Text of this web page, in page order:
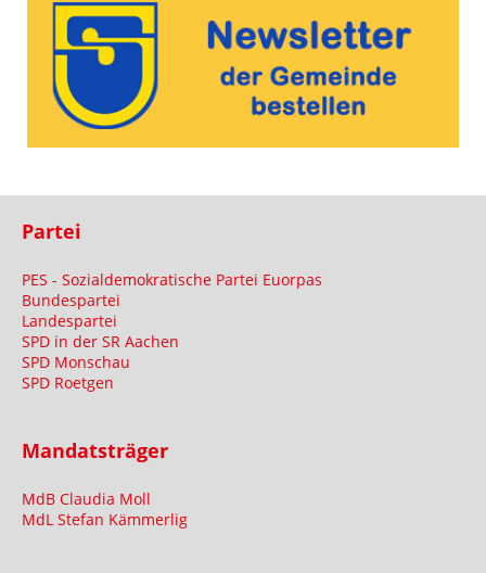
Partei
PES - Sozialdemokratische Partei Euorpas
Bundespartei
Landespartei
SPD in der SR Aachen
SPD Monschau
SPD Roetgen
Mandatsträger
MdB Claudia Moll
MdL Stefan Kämmerlig